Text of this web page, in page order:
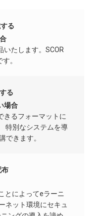
る
いたします。SCOR
。
る
場合
きるフォーマットに
特別なシステムを導
できます。
布
とによってeラーニ
ネット環境にセキュ